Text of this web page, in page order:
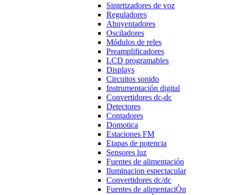
Sintetizadores de voz
Reguladores
Ahuyentadores
Osciladores
Módulos de reles
Preamplificadores
LCD programables
Displays
Circuitos sonido
Instrumentación digital
Convertidores dc-dc
Detectores
Contadores
Domotica
Estaciones FM
Etapas de potencia
Sensores luz
Fuentes de alimentación
Iluminacion espectacular
Convertidores dc/dc
Fuentes de alimentaciÒn